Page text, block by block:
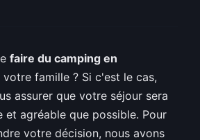
faire du camping en
votre famille ? Si c'est le cas,
assurer que votre séjour sera
et agréable que possible. Pour
votre décision, nous avons